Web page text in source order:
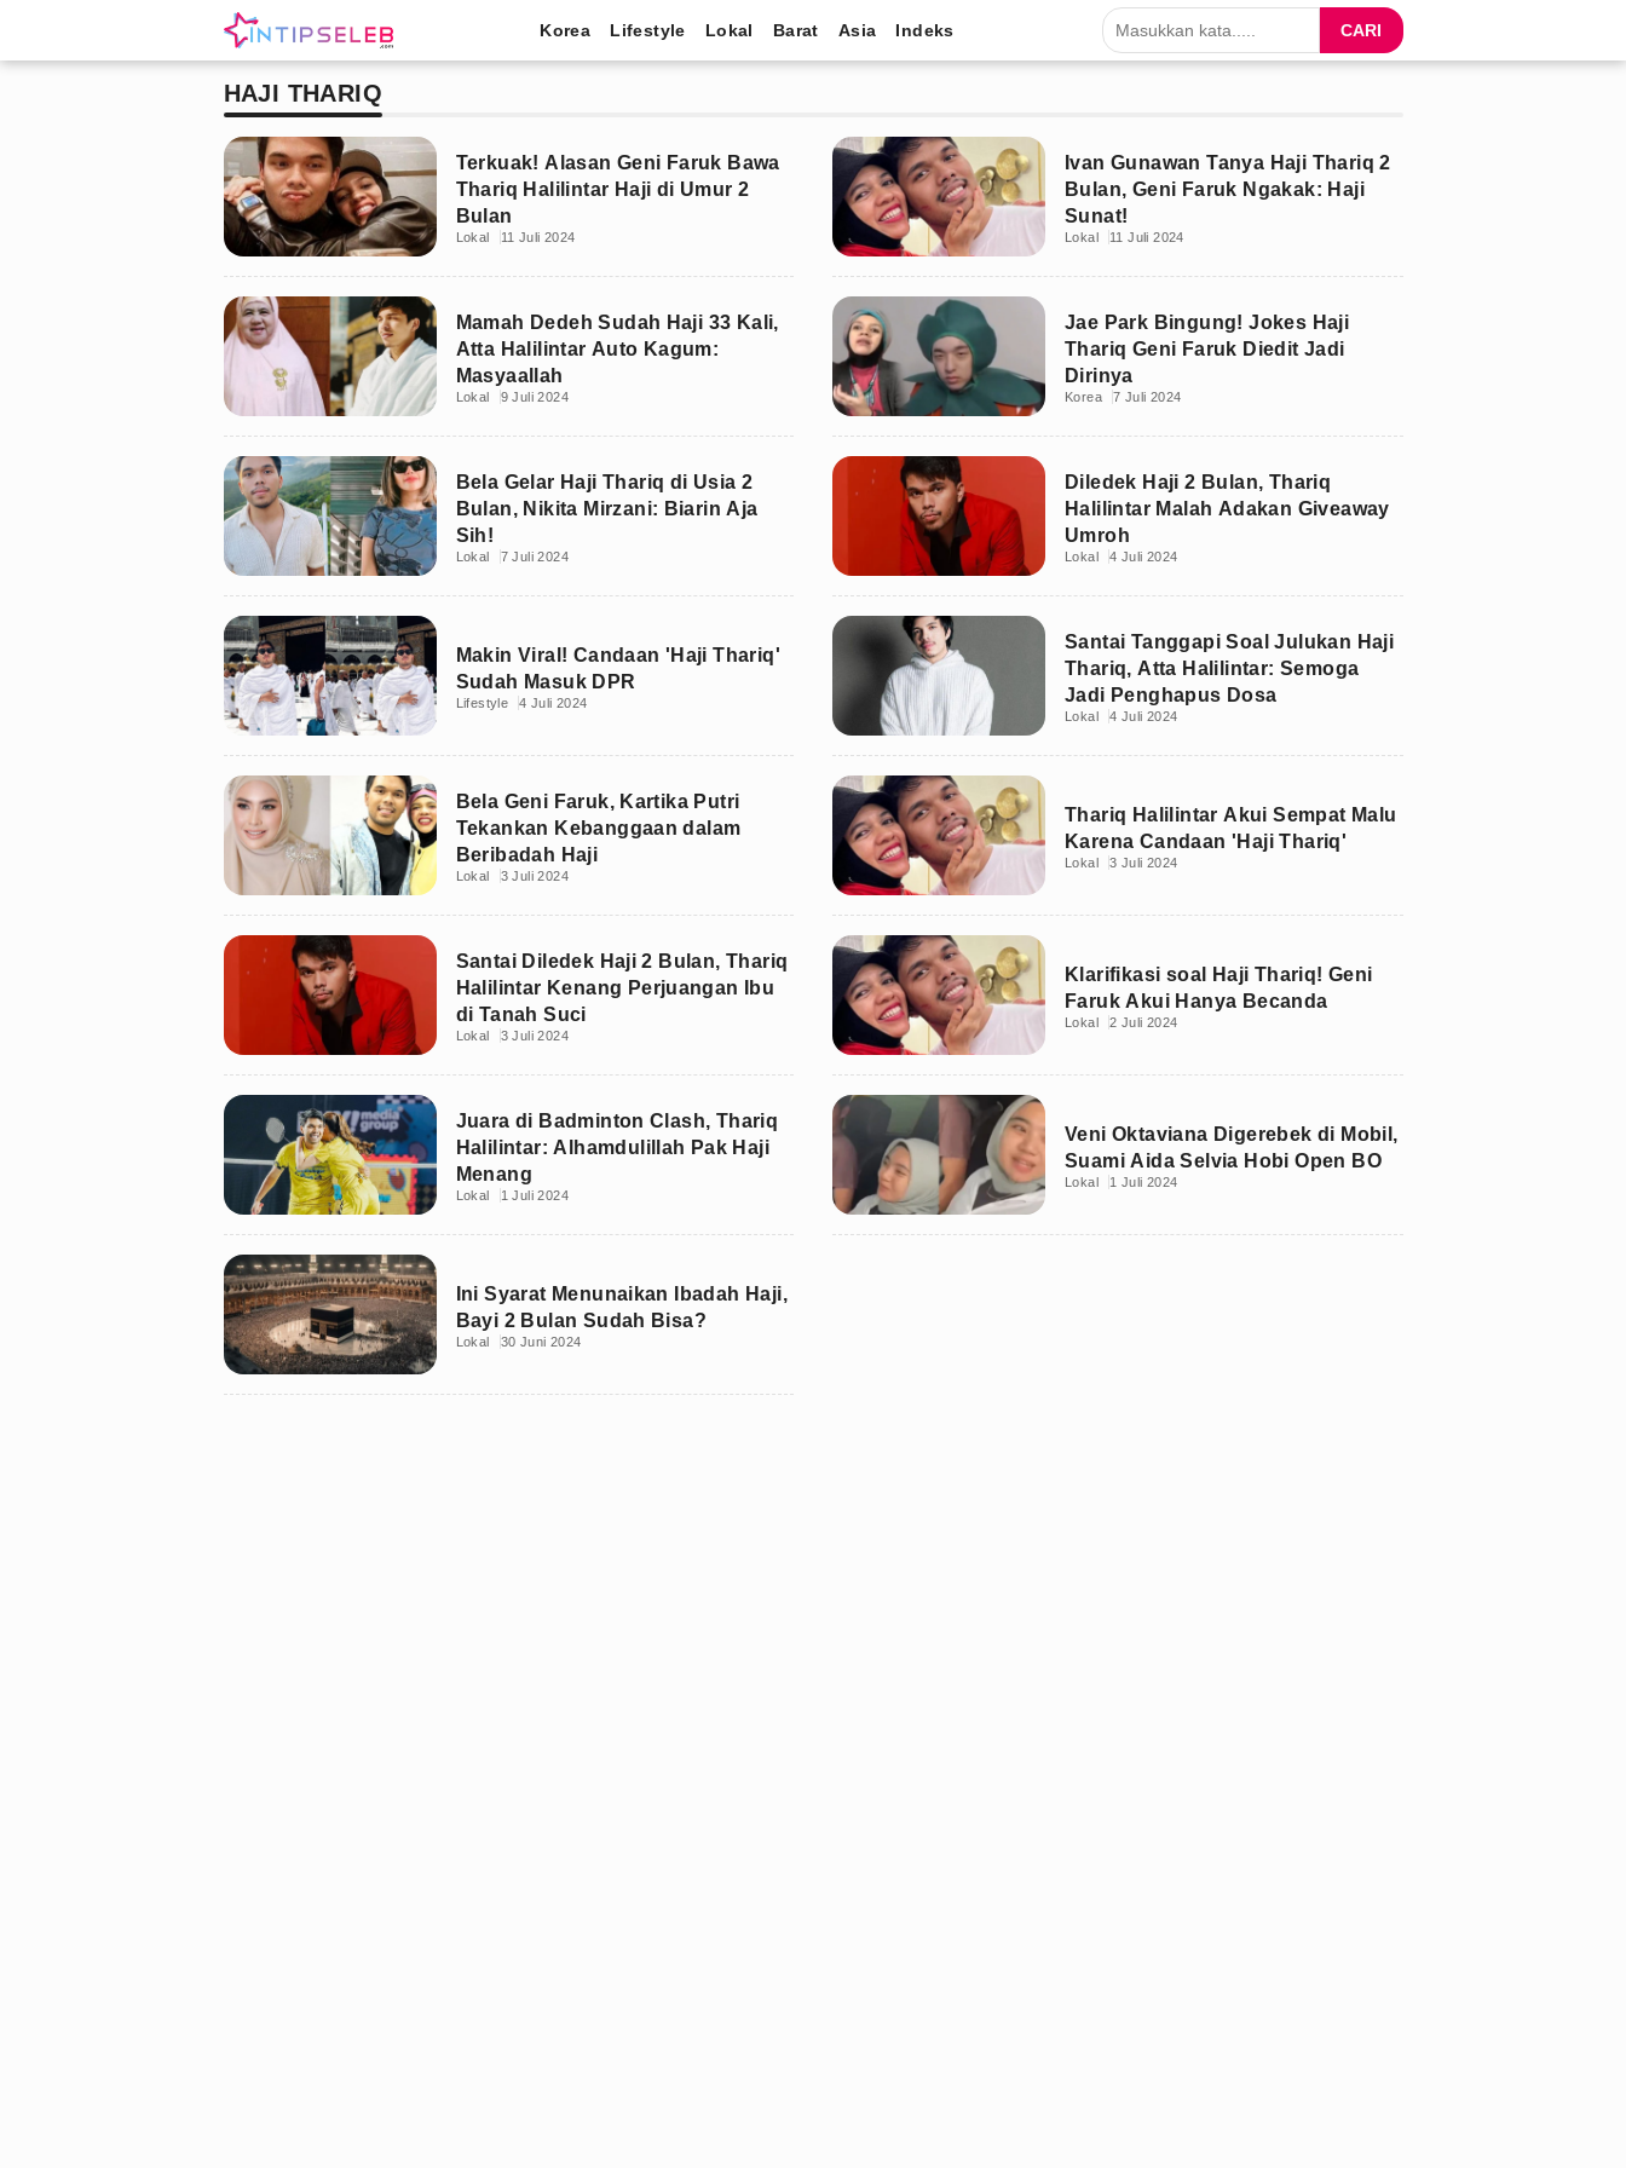
Korea Lifestyle Lokal Barat Asia Indeks CARI
HAJI THARIQ
Terkuak! Alasan Geni Faruk Bawa
Thariq Halilintar Haji di Umur 2
Bulan
Lokal 11 Juli 2024
Ivan Gunawan Tanya Haji Thariq 2
Bulan, Geni Faruk Ngakak: Haji
Sunat!
Lokal 11 Juli 2024
Mamah Dedeh Sudah Haji 33 Kali,
Atta Halilintar Auto Kagum:
Masyaallah
Lokal 9 Juli 2024
Jae Park Bingung! Jokes Haji
Thariq Geni Faruk Diedit Jadi
Dirinya
Korea 7 Juli 2024
Bela Gelar Haji Thariq di Usia 2
Bulan, Nikita Mirzani: Biarin Aja
Sih!
Lokal 7 Juli 2024
Diledek Haji 2 Bulan, Thariq
Halilintar Malah Adakan Giveaway
Umroh
Lokal 4 Juli 2024
Makin Viral! Candaan 'Haji Thariq'
Sudah Masuk DPR
Lifestyle 4 Juli 2024
Santai Tanggapi Soal Julukan Haji
Thariq, Atta Halilintar: Semoga
Jadi Penghapus Dosa
Lokal 4 Juli 2024
Bela Geni Faruk, Kartika Putri
Tekankan Kebanggaan dalam
Beribadah Haji
Lokal 3 Juli 2024
Thariq Halilintar Akui Sempat Malu
Karena Candaan 'Haji Thariq'
Lokal 3 Juli 2024
Santai Diledek Haji 2 Bulan, Thariq
Halilintar Kenang Perjuangan Ibu
di Tanah Suci
Lokal 3 Juli 2024
Klarifikasi soal Haji Thariq! Geni
Faruk Akui Hanya Becanda
Lokal 2 Juli 2024
Juara di Badminton Clash, Thariq
Halilintar: Alhamdulillah Pak Haji
Menang
Lokal 1 Juli 2024
Veni Oktaviana Digerebek di Mobil,
Suami Aida Selvia Hobi Open BO
Lokal 1 Juli 2024
Ini Syarat Menunaikan Ibadah Haji,
Bayi 2 Bulan Sudah Bisa?
Lokal 30 Juni 2024